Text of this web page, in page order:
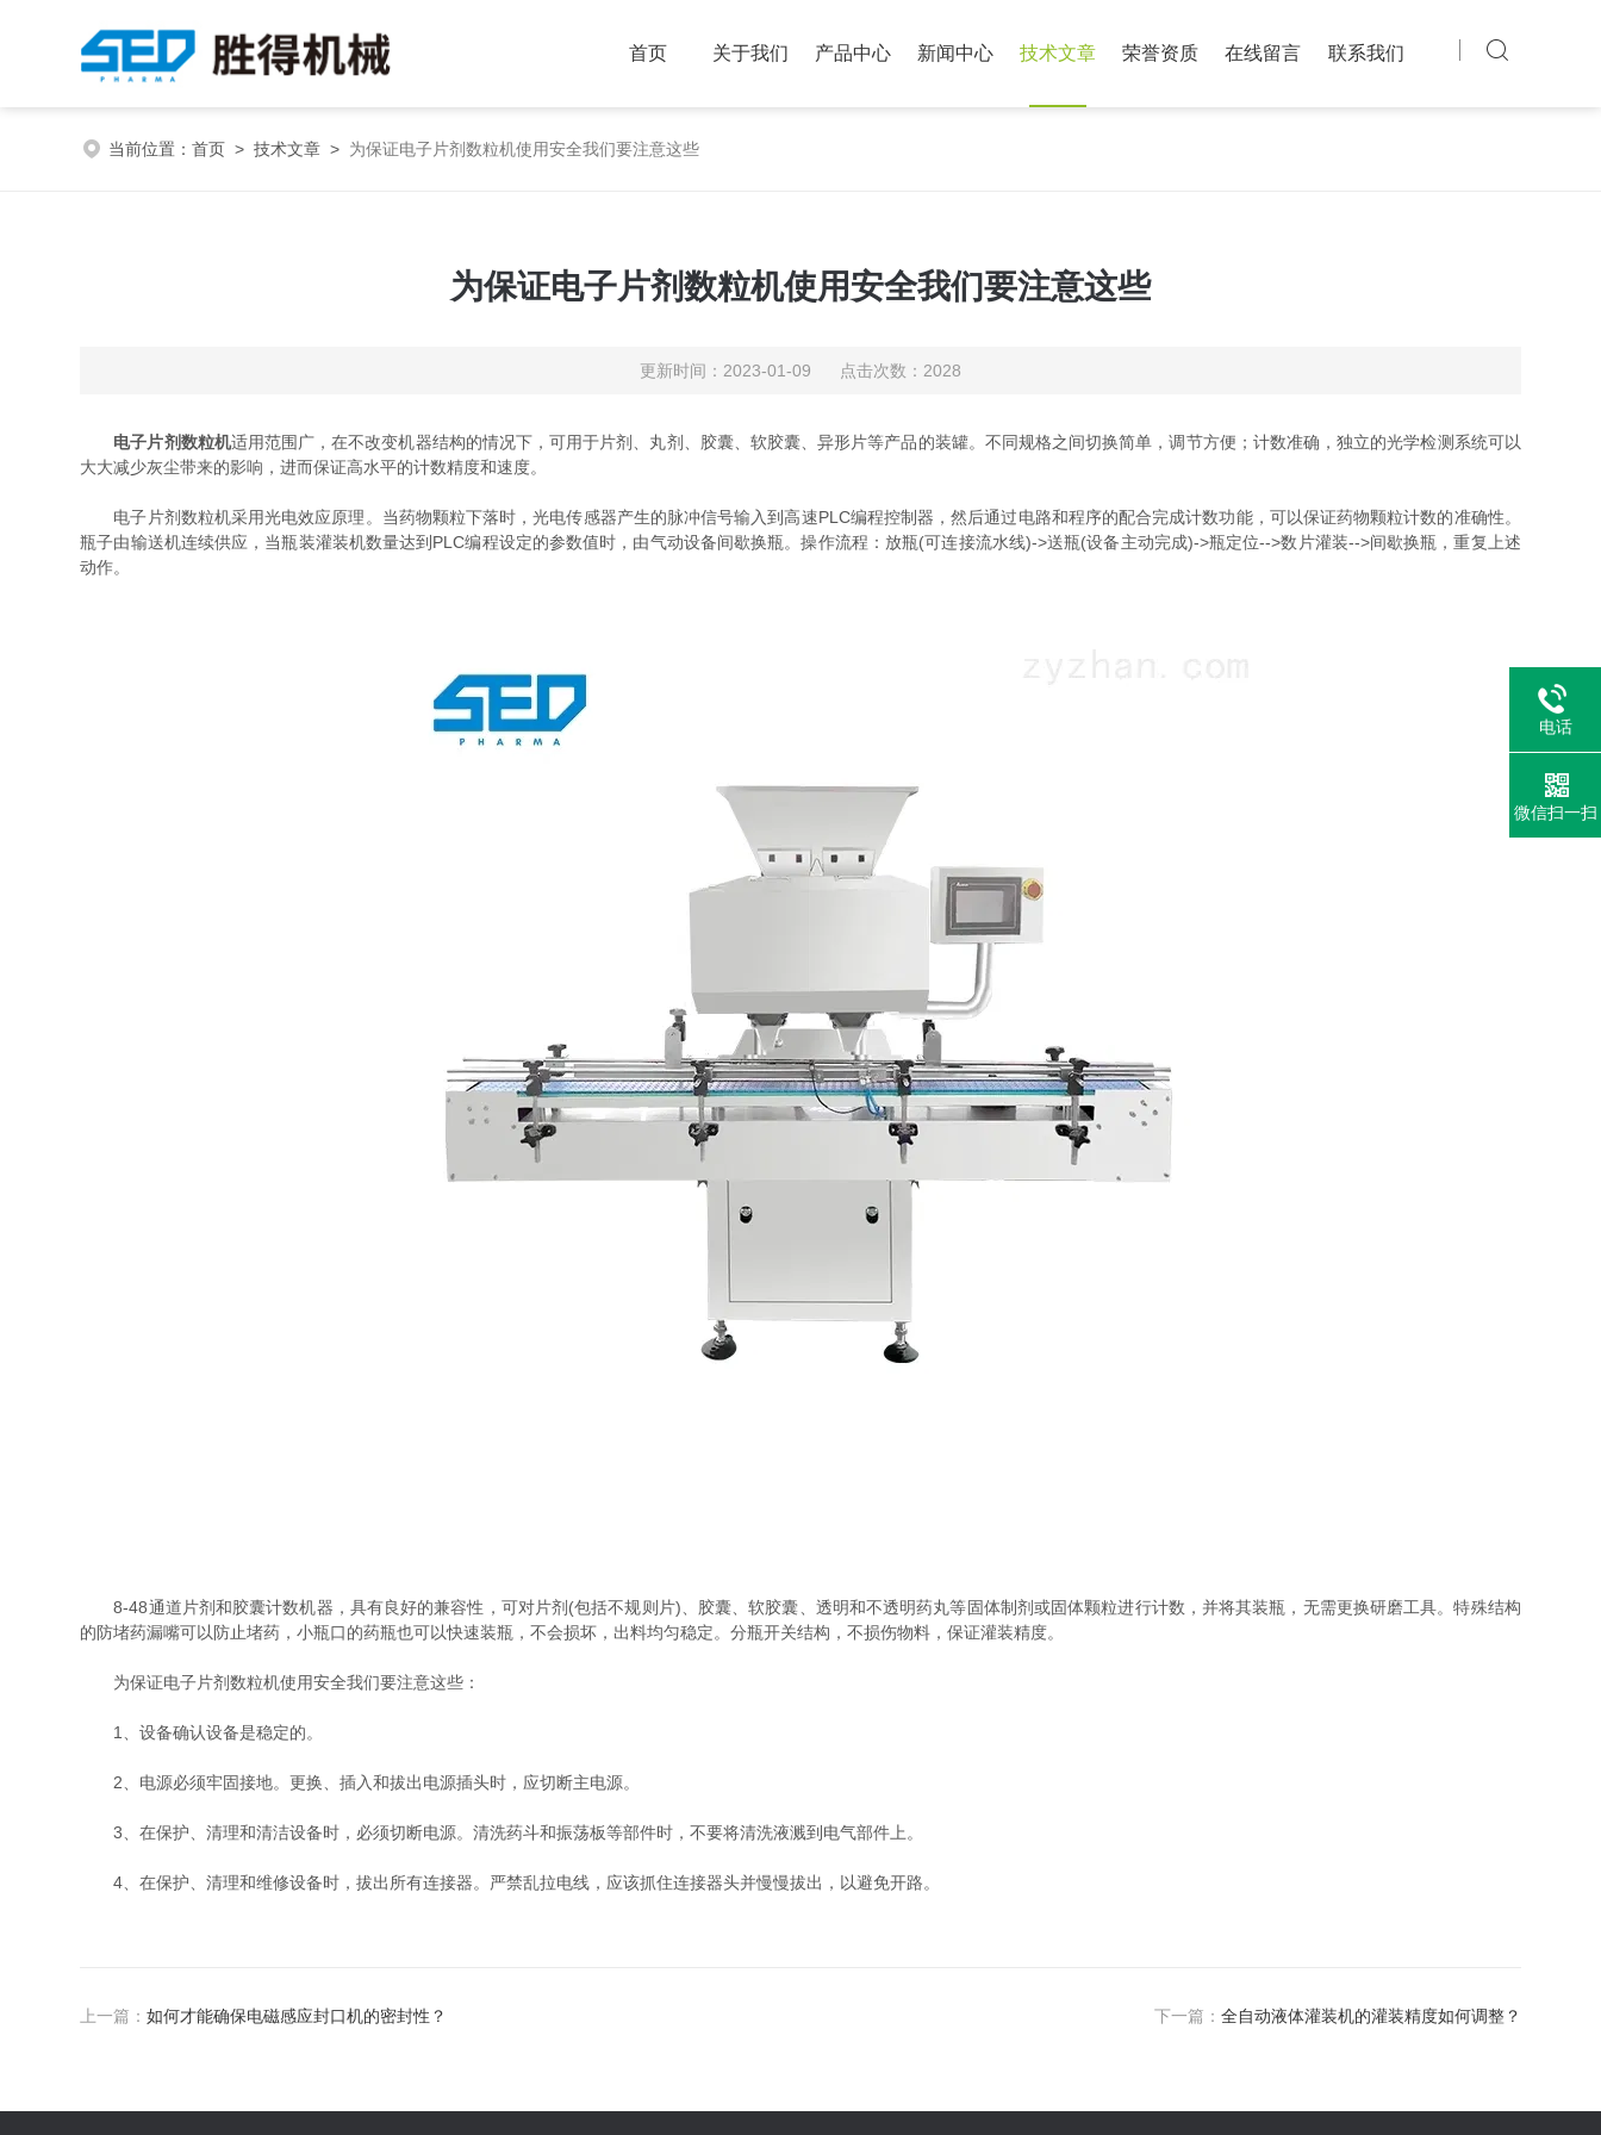
首页 关于我们 产品中心 新闻中心 技术文章 荣誉资质 在线留言 联系我们
当前位置：首页 >技术文章 > 为保证电子片剂数粒机使用安全我们要注意这些
为保证电子片剂数粒机使用安全我们要注意这些
更新时间：2023-01-09 点击次数：2028
电子片剂数粒机适用范围广，在不改变机器结构的情况下，可用于片剂、丸剂、胶囊、软胶囊、异形片等产品的装罐。不同规格之间切换简单，调节方便；计数准确，独立的光学检测系统可以
大大减少灰尘带来的影响，进而保证高水平的计数精度和速度。
电子片剂数粒机采用光电效应原理。当药物颗粒下落时，光电传感器产生的脉冲信号输入到高速PLC编程控制器，然后通过电路和程序的配合完成计数功能，可以保证药物颗粒计数的准确性。
瓶子由输送机连续供应，当瓶装灌装机数量达到PLC编程设定的参数值时，由气动设备间歇换瓶。操作流程：放瓶(可连接流水线)->送瓶(设备主动完成)->瓶定位-->数片灌装-->间歇换瓶，重复上述
动作。
8-48通道片剂和胶囊计数机器，具有良好的兼容性，可对片剂(包括不规则片)、胶囊、软胶囊、透明和不透明药丸等固体制剂或固体颗粒进行计数，并将其装瓶，无需更换研磨工具。特殊结构
的防堵药漏嘴可以防止堵药，小瓶口的药瓶也可以快速装瓶，不会损坏，出料均匀稳定。分瓶开关结构，不损伤物料，保证灌装精度。
为保证电子片剂数粒机使用安全我们要注意这些：
1、设备确认设备是稳定的。
2、电源必须牢固接地。更换、插入和拔出电源插头时，应切断主电源。
3、在保护、清理和清洁设备时，必须切断电源。清洗药斗和振荡板等部件时，不要将清洗液溅到电气部件上。
4、在保护、清理和维修设备时，拔出所有连接器。严禁乱拉电线，应该抓住连接器头并慢慢拔出，以避免开路。
上一篇：如何才能确保电磁感应封口机的密封性？ 下一篇： 全自动液体灌装机的灌装精度如何调整？
电话
微信扫一扫